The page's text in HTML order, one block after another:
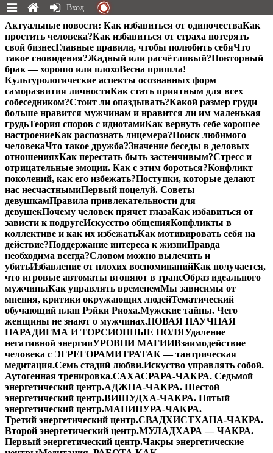
Перейти
к
содержимому
Актуальные новости: Как избавиться от одиночестваКак
простить человека?Как избавиться от страха потерять
свой бизнесГлавные правила, чтобы полюбить себяЧто
такое сновидения?Жадный или расчётливый?Повторный
брак — хорошо или плохоВесна пришла!
Культурологические аспекты осознанных форм
саморазвития личностиКак стать приятным для всех
собеседником?Стоит ли опаздывать?Какой размер груди
больше нравится мужчинам и нравится ли им маленькая
грудьТеория споров с идиотамиКак вернуть себе хорошее
настроениеКак распознать лицемера?Поиск любимого
человекаЧто такое дружба?Значение беседы в деловых
отношенияхКак перестать быть застенчивым?Стресс и
отрицательные эмоции. Как с этим бороться?Конфликт
поколений, как его избежать?Поступки, которые делают
нас несчастнымиПервый поцелуй. Советы
девушкамПравила привлекательности для
девушекПочему человек прячет глазаКак избавиться от
зависти к подругеИскусство общенияКонфликты в
коллективе и как их избежатьКак мотивировать себя на
действие?Поддержание интереса к жизниПравда
необходима всегда?Словом можно вылечить и
убитьИзбавление от плохих воспоминанийКак получается,
что игровые автоматы вгоняют в трансОбраз идеального
мужчиныКак управлять временемМы зависимы от
мнения, критики окружающих людейТематический
обучающий план Рэйки Риоха.Мужские тайны. Чего
женщины не знают о мужчинах.НОВАЯ НАУЧНАЯ
ПАРАДИГМА И ТОРСИОННЫЕ ПОЛЯУдаление
негативной энергииУРОВНИ МАГИИВзаимодействие
человека с ЭГРЕГОРАМИТРАТАК — тантрическая
медитация.Семь стадий любви.Искуство управлять собой.
Аутогенная тренировка.САХАСРАРА-ЧАКРА. Седьмой
энергетический центр.АДЖНА-ЧАКРА. Шестой
энергетический центр.ВИШУДХА-ЧАКРА. Пятый
энергетический центр.МАНИПУРА-ЧАКРА.
Третий энергетический центр.СВАДХИСТХАНА-ЧАКРА.
Второй энергетический центр.МУЛАДХАРА — ЧАКРА.
Первый энергетический центр.Чакры энергетические
Вход